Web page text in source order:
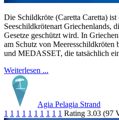
Die Schildkröte (Caretta Caretta)
Seeschildkrötenart Griechenlands,
Gesetze geschützt wird. In
am Schutz von
und MEDASSET, die tatsächlich
Weiterlesen ...
Agia Pelagia Strand
1 1 1 1 1 1 1 1 1 1 Rating 3.03 (97